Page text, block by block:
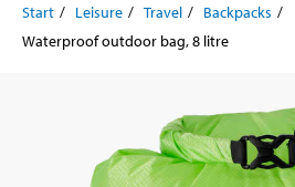
Start Leisure Travel
Backpacks
Waterproof outdoor bag, 8 litre